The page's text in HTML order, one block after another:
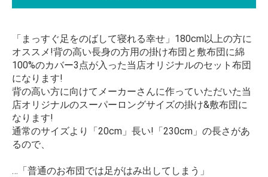
「まっすぐ足をのばして寝れる幸せ」180cm以上の方に
オススメ!背の高い長身の方用の掛け布団と敷布団に綿
100%のカバー3点が入った当店オリジナルのセット布団
になります!
背の高い方に向けてメーカーさんに作っていただいた当
店オリジナルのスーパーロングサイズの掛け&敷布団に
なります!
通常のサイズより「20cm」長い!「230cm」の長さがあ
るので、
…「普通のお布団では足がはみ出してしまう」